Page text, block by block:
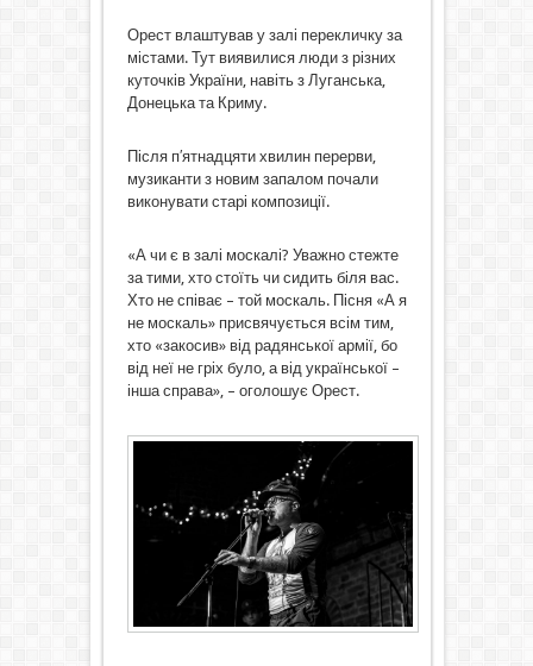
Орест влаштував у залі перекличку за
містами. Тут виявилися люди з різних
куточків України, навіть з Луганська,
Донецька та Криму.
Після п′ятнадцяти хвилин перерви,
музиканти з новим запалом почали
виконувати старі композиції.
«А чи є в залі москалі? Уважно стежте
за тими, хто стоїть чи сидить біля вас.
Хто не співає – той москаль. Пісня «А я
не москаль» присвячується всім тим,
хто «закосив» від радянської армії, бо
від неї не гріх було, а від української –
інша справа», – оголошує Орест.